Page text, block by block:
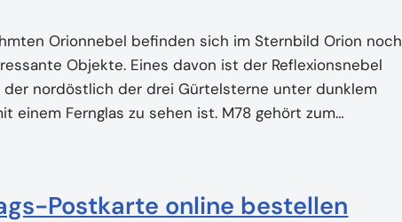
Orionnebel befinden sich im Sternbild Orion noch
Objekte. Eines davon ist der Reflexionsnebel
der nordöstlich der drei Gürtelsterne unter dunklem
einem Fernglas zu sehen ist. M78 gehört zum…
Postkarte online bestellen